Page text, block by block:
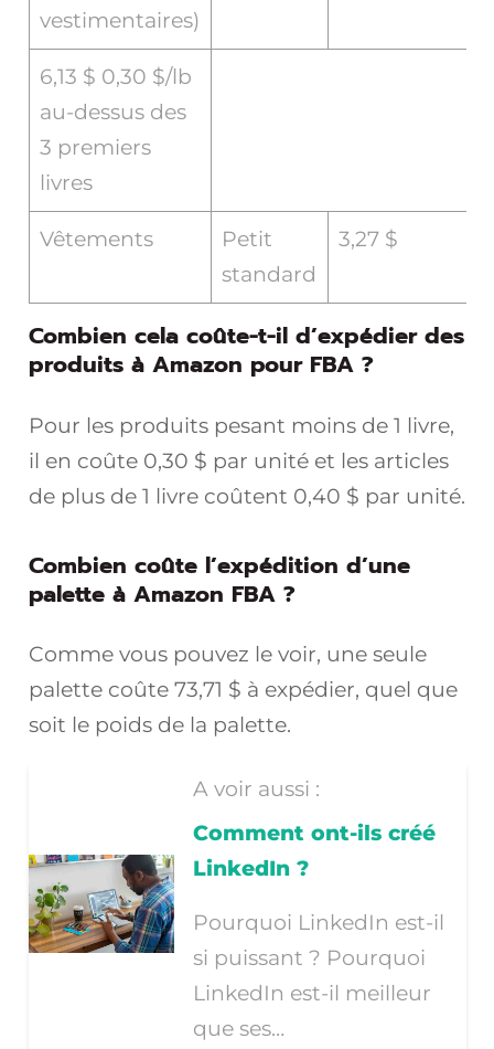
vestimentaires)
6,13 $ 0,30 $/lb
au-dessus des
3 premiers
livres
Vêtements
Petit
standard
3,27 $
Combien cela coûte-t-il d’expédier des
produits à Amazon pour FBA ?
Pour les produits pesant moins de 1 livre,
il en coûte 0,30 $ par unité et les articles
de plus de 1 livre coûtent 0,40 $ par unité.
Combien coûte l’expédition d’une
palette à Amazon FBA ?
Comme vous pouvez le voir, une seule
palette coûte 73,71 $ à expédier, quel que
soit le poids de la palette.
A voir aussi :
Comment ont-ils créé
LinkedIn ?
Pourquoi LinkedIn est-il
si puissant ? Pourquoi
LinkedIn est-il meilleur
que ses…